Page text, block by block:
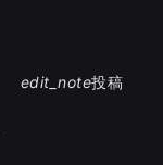
edit_note投稿